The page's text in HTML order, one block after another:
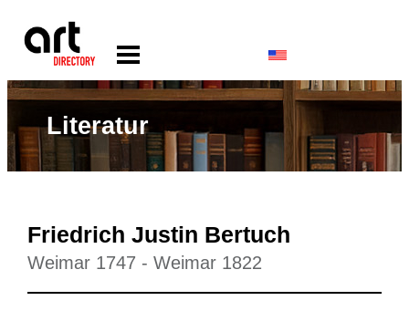
Literatur
Friedrich Justin Bertuch
Weimar 1747 - Weimar 1822